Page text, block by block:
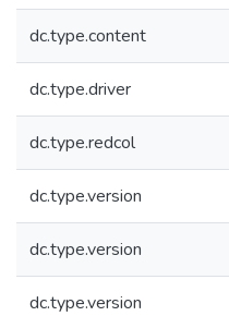
dc.type.content
dc.type.driver
dc.type.redcol
dc.type.version
dc.type.version
dc.type.version